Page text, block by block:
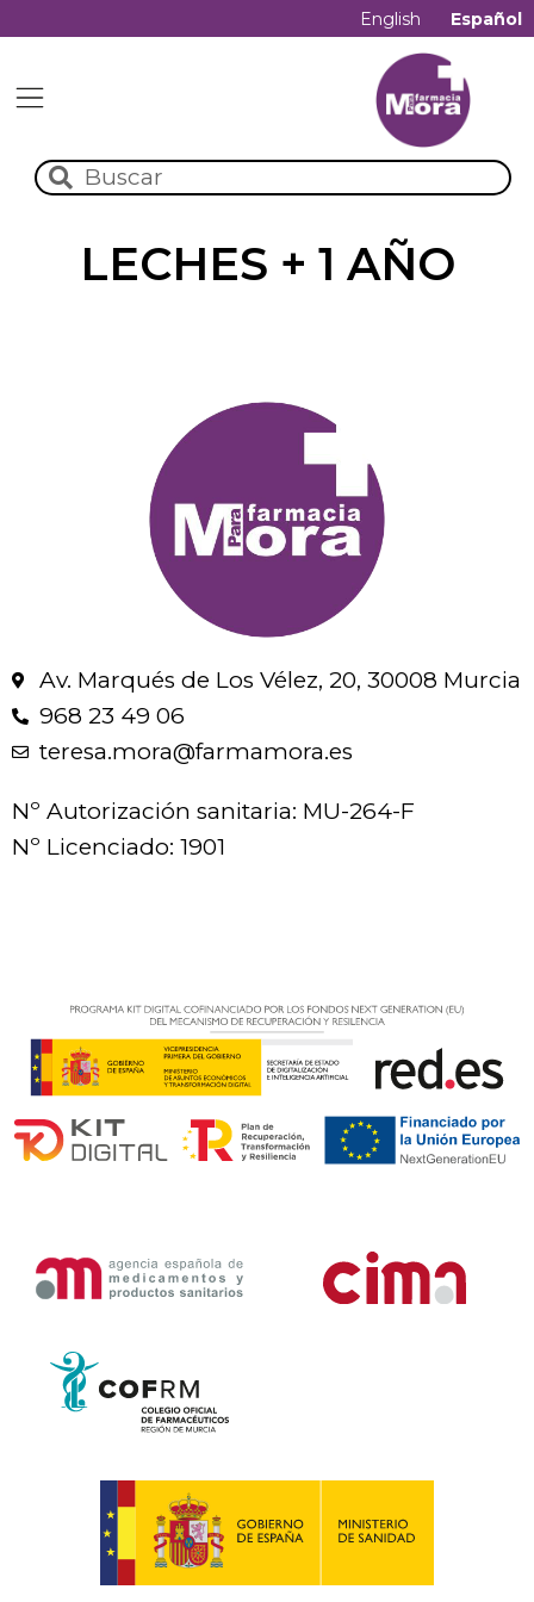
English Español
LECHES + 1 AÑO
Av. Marqués de Los Vélez, 20, 30008 Murcia
968 23 49 06
teresa.mora@farmamora.es
Nº Autorización sanitaria: MU-264-F
Nº Licenciado: 1901